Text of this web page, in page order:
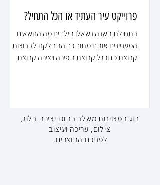
פרוייקט עיר העתיד או הכל התחיל?
בתחילת השנה נשאלו הילדים מה הנושאים
המעניינים אותם מתוך כך התחלקנו לקבוצות
קבוצת כדורגל קבוצת תפירה ויצירה קבוצת
חוג המצוינות משלב בתוכו יצירת בלוג,
צילום, עריכה ועיצוב
לפניכם התוצרים.